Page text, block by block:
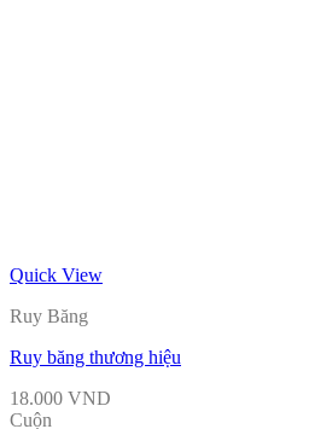
Quick View
Ruy Băng
Ruy băng thương hiệu
18.000 VND
Cuộn